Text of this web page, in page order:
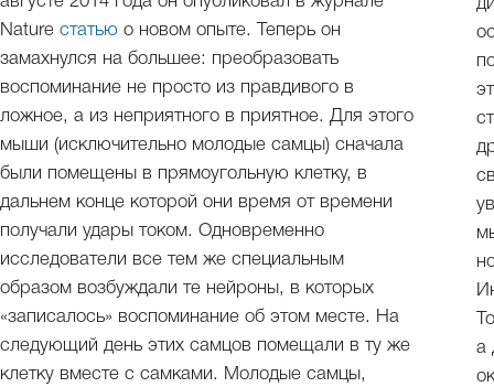
Nature статью о новом опыте. Теперь он
замахнулся на большее: преобразовать
воспоминание не просто из правдивого в
ложное, а из неприятного в приятное. Для этого
мыши (исключительно молодые самцы) сначала
были помещены в прямоугольную клетку, в
дальнем конце которой они время от времени
получали удары током. Одновременно
исследователи все тем же специальным
образом возбуждали те нейроны, в которых
«записалось» воспоминание об этом месте. На
следующий день этих самцов помещали в ту же
клетку вместе с самками. Молодые самцы,
а